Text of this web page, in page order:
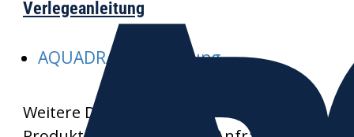
Verlegeanleitung
AQUADRAIN-Verlegung
Weitere Datenblätter und